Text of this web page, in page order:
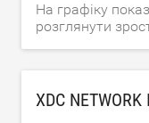
На графіку
розглянути
XDC